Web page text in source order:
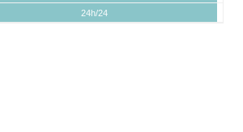
24h/24